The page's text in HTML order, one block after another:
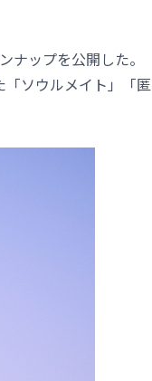
ップを公開した。
ソウルメイト」「匿